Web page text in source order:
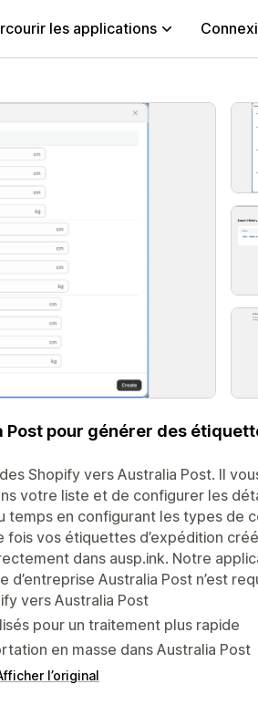
les applications
pour générer des
Shopify vers Australia Post. Il
votre liste et de configurer les
temps en configurant les types de
vos étiquettes d’expédition
dans ausp.ink. Notre
Australia Post n’est
vers Australia Post
pour un traitement plus rapide
en masse dans Australia Post
l’original